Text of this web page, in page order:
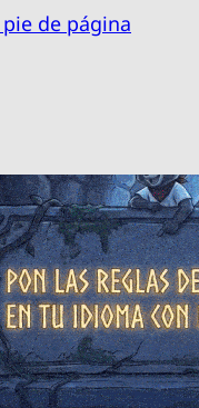
de página